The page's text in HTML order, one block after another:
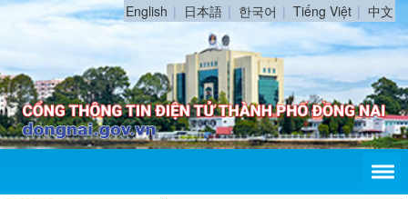
English 日本語 한국어 Tiếng Việt 中文